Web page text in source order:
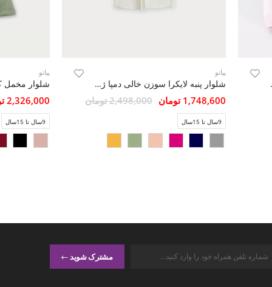
پیانو
شلوار پنبه لایکرا سوزن خالی دمپا ژور (ست با 10307)
1,748,600 تومان 2,498,000 تومان
9سال تا 15سال
پیانو
2,326,000 تومان
9سال تا 15سال
مشترک شوید